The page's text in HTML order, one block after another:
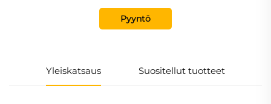
Pyyntö
Yleiskatsaus Suositellut tuotteet